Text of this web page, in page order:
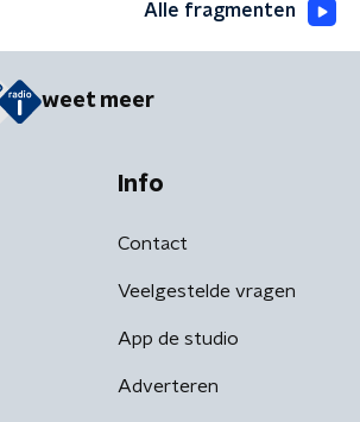
Alle fragmenten
weet meer
Info
Contact
Veelgestelde vragen
App de studio
Adverteren